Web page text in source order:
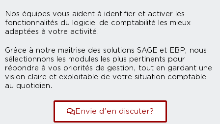
Nos équipes vous aident à identifier et activer les
fonctionnalités du logiciel de comptabilité les mieux
adaptées à votre activité.
Grâce à notre maîtrise des solutions SAGE et EBP, nous
sélectionnons les modules les plus pertinents pour
répondre à vos priorités de gestion, tout en gardant une
vision claire et exploitable de votre situation comptable
au quotidien.
Envie d'en discuter?